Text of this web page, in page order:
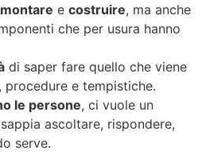
montare e costruire, ma anche
che per usura hanno
di saper fare quello che viene
e tempistiche.
le persone, ci vuole un
ascoltare, rispondere,
serve.